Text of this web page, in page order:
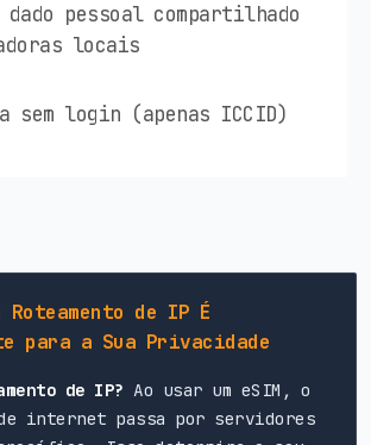
dado pessoal compartilhado
locais
sem login (apenas ICCID)
Roteamento de IP É
para a Sua Privacidade
de IP? Ao usar um eSIM, o
internet passa por servidores